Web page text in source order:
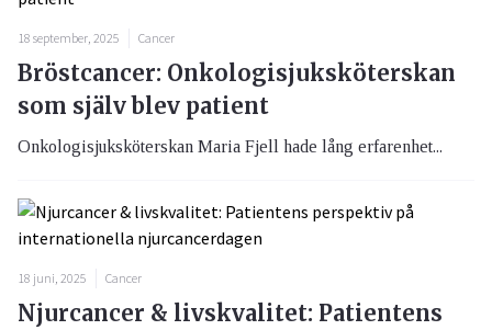
18 september, 2025 Cancer
Bröstcancer: Onkologisjuksköterskan
som själv blev patient
Onkologisjuksköterskan Maria Fjell hade lång erfarenhet...
18 juni, 2025 Cancer
Njurcancer & livskvalitet: Patientens